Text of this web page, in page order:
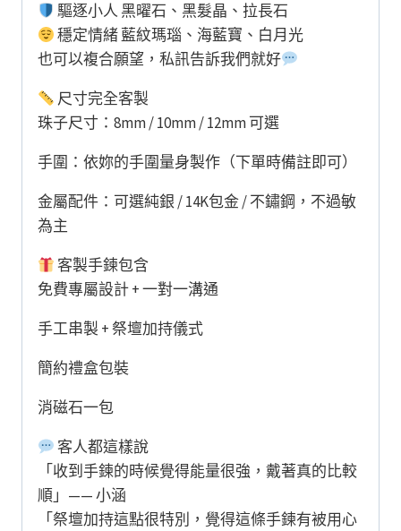
驅逐小人 黑曜石、黑髮晶、拉長石
穩定情緒 藍紋瑪瑙、海藍寶、白月光
也可以複合願望，私訊告訴我們就好
尺寸完全客製
珠子尺寸：8mm / 10mm / 12mm 可選
手圍：依妳的手圍量身製作（下單時備註即可）
金屬配件：可選純銀 / 14K包金 / 不鏽鋼，不過敏
為主
客製手鍊包含
免費專屬設計 + 一對一溝通
手工串製 + 祭壇加持儀式
簡約禮盒包裝
消磁石一包
客人都這樣說
「收到手鍊的時候覺得能量很強，戴著真的比較
順」—— 小涵
「祭壇加持這點很特別，覺得這條手鍊有被用心